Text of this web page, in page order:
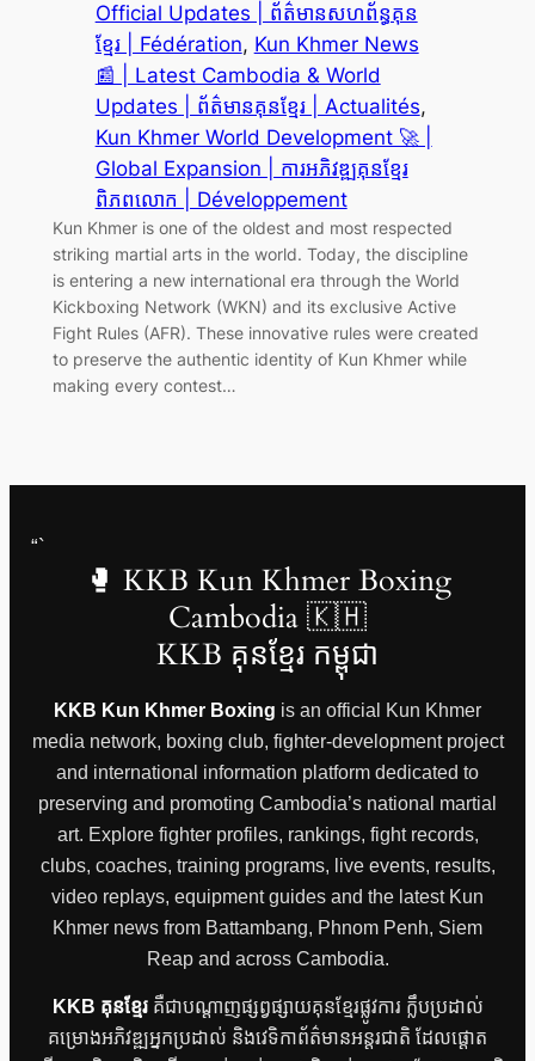
Official Updates | ព័ត៌មានសហព័ន្ធគុន
ខ្មែរ | Fédération, Kun Khmer News
📰 | Latest Cambodia & World
Updates | ព័ត៌មានគុនខ្មែរ | Actualités
Kun Khmer World Development 🚀 |
Global Expansion | ការអភិវឌ្ឍគុនខ្មែរ
ពិភពលោក | Développement
Kun Khmer is one of the oldest and most respected
striking martial arts in the world. Today, the discipline
is entering a new international era through the World
Kickboxing Network (WKN) and its exclusive Active
Fight Rules (AFR). These innovative rules were created
to preserve the authentic identity of Kun Khmer while
making every contest…
“`
🥊 KKB Kun Khmer Boxing
Cambodia 🇰🇭
KKB គុនខ្មែរ កម្ពុជា
KKB Kun Khmer Boxing is an official Kun Khmer
media network, boxing club, fighter-development project
and international information platform dedicated to
preserving and promoting Cambodia’s national martial
art. Explore fighter profiles, rankings, fight records,
clubs, coaches, training programs, live events, results,
video replays, equipment guides and the latest Kun
Khmer news from Battambang, Phnom Penh, Siem
Reap and across Cambodia.
KKB គុនខ្មែរគឺជាបណ្តាញផ្សព្វផ្សាយគុនខ្មែរផ្លូវការ ក្លឹបប្រដាល់
គម្រោងអភិវឌ្ឍអ្នកប្រដាល់ និងវេទិកាព័ត៌មានអន្តរជាតិ ដែលផ្តោត